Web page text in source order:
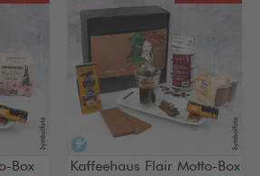
Box Kaffeehaus Flair Motto-Box